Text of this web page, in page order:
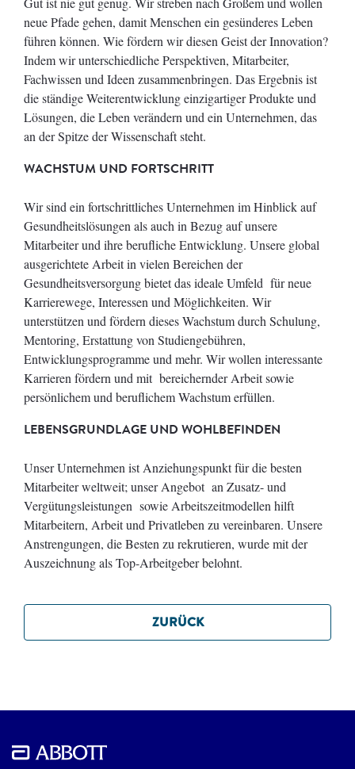
neue Pfade gehen, damit Menschen ein gesünderes Leben
führen können. Wie fördern wir diesen Geist der Innovation?
Indem wir unterschiedliche Perspektiven, Mitarbeiter,
Fachwissen und Ideen zusammenbringen. Das Ergebnis ist
die ständige Weiterentwicklung einzigartiger Produkte und
Lösungen, die Leben verändern und ein Unternehmen, das
an der Spitze der Wissenschaft steht.
WACHSTUM UND FORTSCHRITT
Wir sind ein fortschrittliches Unternehmen im Hinblick auf
Gesundheitslösungen als auch in Bezug auf unsere
Mitarbeiter und ihre berufliche Entwicklung. Unsere global
ausgerichtete Arbeit in vielen Bereichen der
Gesundheitsversorgung bietet das ideale Umfeld für neue
Karrierewege, Interessen und Möglichkeiten. Wir
unterstützen und fördern dieses Wachstum durch Schulung,
Mentoring, Erstattung von Studiengebühren,
Entwicklungsprogramme und mehr. Wir wollen interessante
Karrieren fördern und mit bereichernder Arbeit sowie
persönlichem und beruflichem Wachstum erfüllen.
LEBENSGRUNDLAGE UND WOHLBEFINDEN
Unser Unternehmen ist Anziehungspunkt für die besten
Mitarbeiter weltweit; unser Angebot an Zusatz- und
Vergütungsleistungen sowie Arbeitszeitmodellen hilft
Mitarbeitern, Arbeit und Privatleben zu vereinbaren. Unsere
Anstrengungen, die Besten zu rekrutieren, wurde mit der
Auszeichnung als Top-Arbeitgeber belohnt.
ZURÜCK